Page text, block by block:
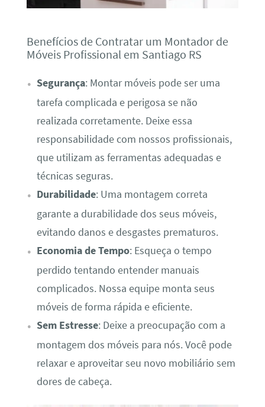
Benefícios de Contratar um Montador de
Móveis Profissional em Santiago RS
Segurança: Montar móveis pode ser uma
tarefa complicada e perigosa se não
realizada corretamente. Deixe essa
responsabilidade com nossos profissionais,
que utilizam as ferramentas adequadas e
técnicas seguras.
Durabilidade: Uma montagem correta
garante a durabilidade dos seus móveis,
evitando danos e desgastes prematuros.
Economia de Tempo: Esqueça o tempo
perdido tentando entender manuais
complicados. Nossa equipe monta seus
móveis de forma rápida e eficiente.
Sem Estresse: Deixe a preocupação com a
montagem dos móveis para nós. Você pode
relaxar e aproveitar seu novo mobiliário sem
dores de cabeça.